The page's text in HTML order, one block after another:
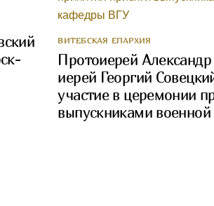
ВИТЕБСКАЯ ЕПАРХИЯ
Протоиерей
иерей Георгий
участие в церемонии
выпускниками